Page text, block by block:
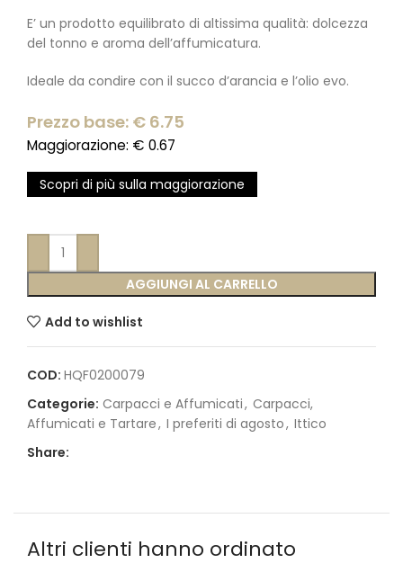
E’ un prodotto equilibrato di altissima qualità: dolcezza
del tonno e aroma dell’affumicatura.
Ideale da condire con il succo d’arancia e l’olio evo.
Prezzo base: € 6.75
Maggiorazione: € 0.67
Scopri di più sulla maggiorazione
AGGIUNGI AL CARRELLO
Add to wishlist
COD: HQF0200079
Categorie: Carpacci e Affumicati, Carpacci,
Affumicati e Tartare, I preferiti di agosto, Ittico
Share:
Altri clienti hanno ordinato